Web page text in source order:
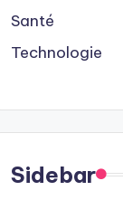
Santé
Technologie
Sidebar